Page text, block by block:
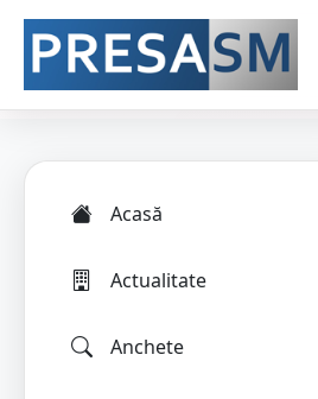
Acasă
Actualitate
Anchete